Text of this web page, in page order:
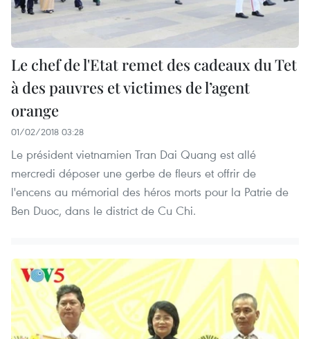
Le chef de l'Etat remet des cadeaux du Tet
à des pauvres et victimes de l’agent
orange
01/02/2018 03:28
Le président vietnamien Tran Dai Quang est allé
mercredi déposer une gerbe de fleurs et offrir de
l'encens au mémorial des héros morts pour la Patrie de
Ben Duoc, dans le district de Cu Chi.